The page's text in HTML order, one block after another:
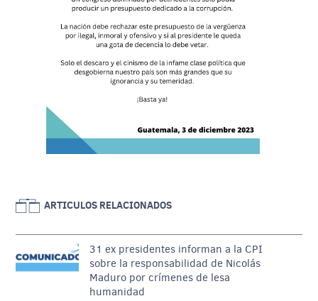
ARTICULOS RELACIONADOS
31 ex presidentes informan a la CPI
sobre la responsabilidad de Nicolás
Maduro por crímenes de lesa
humanidad